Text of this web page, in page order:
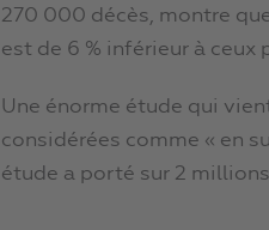
270 000 décès, montre
est de 6 % inférieur à ceux
Une énorme étude qui
considérées comme « en
étude a porté sur 2